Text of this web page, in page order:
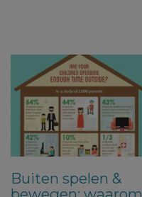
Buiten spelen &